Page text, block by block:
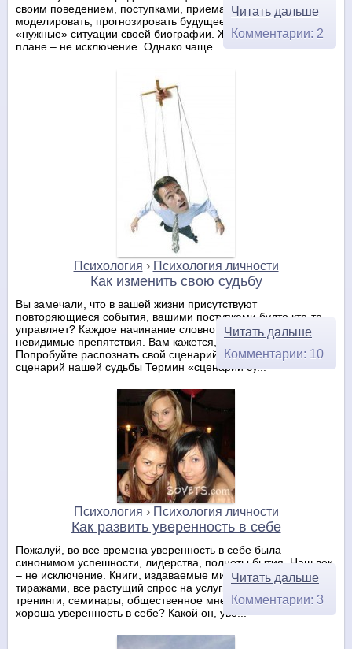
своим поведением, поступками, приемами может
моделировать, прогнозировать будущее, провоцировать
«нужные» ситуации своей биографии. Женщины в этом
плане – не исключение. Однако чаще...
Читать дальше
Комментарии: 2
Психология › Психология личности
Как изменить свою судьбу
Вы замечали, что в вашей жизни присутствуют
повторяющиеся события, вашими поступками будто кто-то
управляет? Каждое начинание словно разбивается о
невидимые препятствия. Вам кажется, что вы неудачник?
Попробуйте распознать свой сценарий судьбы. Кто пишет
сценарий нашей судьбы Термин «сценарий су...
Читать дальше
Комментарии: 10
Психология › Психология личности
Как развить уверенность в себе
Пожалуй, во все времена уверенность в себе была
синонимом успешности, лидерства, полноты бытия. Наш век
– не исключение. Книги, издаваемые миллионными
тиражами, все растущий спрос на услуги психологов,
тренинги, семинары, общественное мнение… Но чем же так
хороша уверенность в себе? Какой он, уве...
Читать дальше
Комментарии: 3